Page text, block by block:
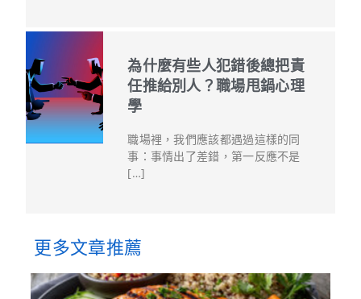
為什麼有些人犯錯後總把責
任推給別人？職場甩鍋心理
學
職場裡，我們應該都遇過這樣的同
事：事情出了差錯，第一反應不是
[…]
更多文章推薦